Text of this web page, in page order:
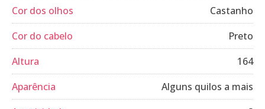
Cor dos olhos
Castanho
Cor do cabelo
Preto
Altura
164
Aparência
Alguns quilos a mais